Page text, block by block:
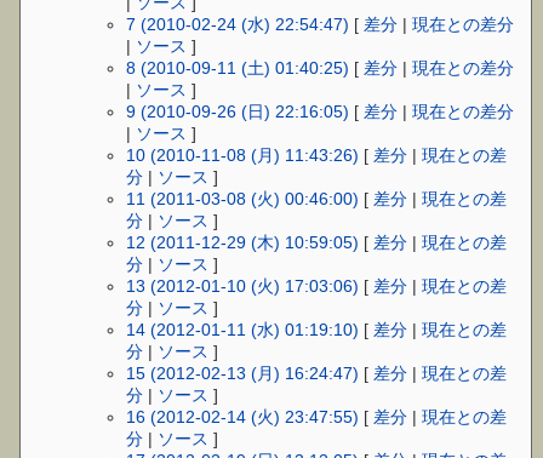
7 (2010-02-24 (水) 22:54:47) [ 差分 |現在との差分
| ソース ]
8 (2010-09-11 (土) 01:40:25) [ 差分 |現在との差分
| ソース ]
9 (2010-09-26 (日) 22:16:05) [ 差分 |現在との差分
| ソース ]
10 (2010-11-08 (月) 11:43:26) [ 差分 |現在との差
分 | ソース ]
11 (2011-03-08 (火) 00:46:00) [ 差分 |現在との差
分 | ソース ]
12 (2011-12-29 (木) 10:59:05) [ 差分 |現在との差
分 | ソース ]
13 (2012-01-10 (火) 17:03:06) [ 差分 |現在との差
分 | ソース ]
14 (2012-01-11 (水) 01:19:10) [ 差分 |現在との差
分 | ソース ]
15 (2012-02-13 (月) 16:24:47) [ 差分 |現在との差
分 | ソース ]
16 (2012-02-14 (火) 23:47:55) [ 差分 |現在との差
分 | ソース ]